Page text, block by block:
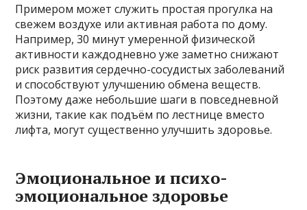
Примером может служить простая прогулка на
свежем воздухе или активная работа по дому.
Например, 30 минут умеренной физической
активности каждодневно уже заметно снижают
риск развития сердечно-сосудистых заболеваний
и способствуют улучшению обмена веществ.
Поэтому даже небольшие шаги в повседневной
жизни, такие как подъём по лестнице вместо
лифта, могут существенно улучшить здоровье.
Эмоциональное и психо-
эмоциональное здоровье